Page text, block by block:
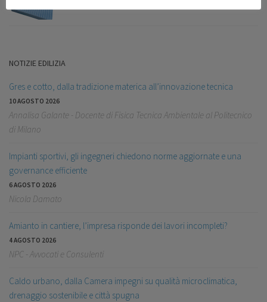
NOTIZIE EDILIZIA
Gres e cotto, dalla tradizione materica all’innovazione tecnica
10 AGOSTO 2026
Annalisa Galante - Docente di Fisica Tecnica Ambientale al Politecnico
di Milano
Impianti sportivi, gli ingegneri chiedono norme aggiornate e una
governance efficiente
6 AGOSTO 2026
Nicola Damato
Amianto in cantiere, l’impresa risponde dei lavori incompleti?
4 AGOSTO 2026
NPC - Avvocati e Consulenti
Caldo urbano, dalla Camera impegni su qualità microclimatica,
drenaggio sostenibile e città spugna